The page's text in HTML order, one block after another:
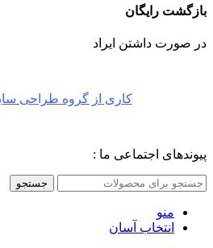
بازگشت رایگان
در صورت داشتن ایراد
کاری از گروه طراحی
پیوندهای اجتماعی ما :
جستجو
منو
انتخاب آسان